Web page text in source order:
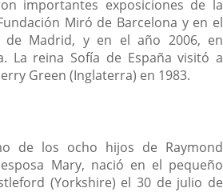
importantes exposiciones de la
Miró de Barcelona y en el
de Madrid, y en el año 2006, en
La reina Sofía de España visitó a
Green (Inglaterra) en 1983.
de los ocho hijos de Raymond
Mary, nació en el pequeño
(Yorkshire) el 30 de julio de